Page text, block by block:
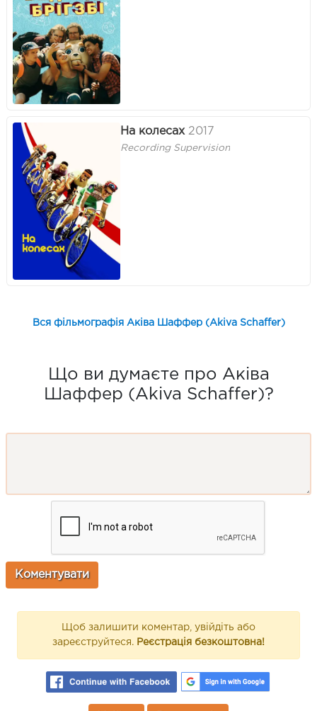
На колесах 2017
Recording Supervision
Вся фільмографія Аківа Шаффер (Akiva Schaffer)
Що ви думаєте про Аківа
Шаффер (Akiva Schaffer)?
Щоб залишити коментар, увійдіть або
зареєструйтеся. Реєстрація безкоштовна!